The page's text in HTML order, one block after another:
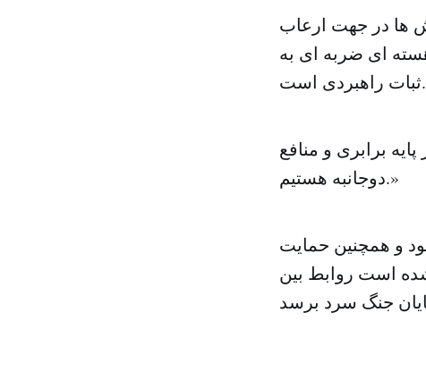
ها در جهت ارعاب
ای ضربه ای به
برابری و منافع
دوجانبه هستیم.»
و همچنین حمایت
است روابط بین